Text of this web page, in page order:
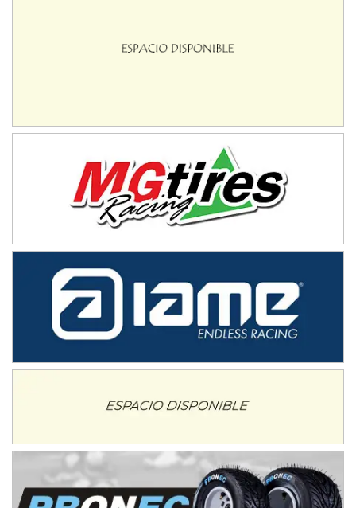
COBERTURA ESPECIAL DE E-KART.COM.AR
IAME SERIES ARGENTINA 6
Ramiro Tot (Asfalto)
Baradero (Buenos Aires)
Ciudad de Trenque Lauquen (Asfalto)
ENTRERRIANO - F6 (POSTERGADA)
Parque de la Velocidad (Asfalto)
Villaguay (Entre Ríos)
El Cerro (Tierra)
PATAGONICO - F6
Gral. E. Godoy (Río Negro)
CSK - F7
Juventud Unida (Tierra)
Humboldt (Santa Fe)